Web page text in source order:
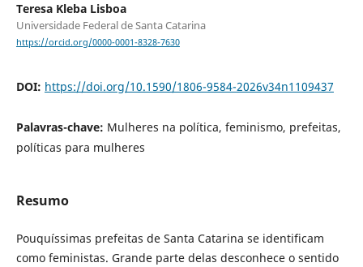
Teresa Kleba Lisboa
Universidade Federal de Santa Catarina
https://orcid.org/0000-0001-8328-7630
DOI: https://doi.org/10.1590/1806-9584-2026v34n1109437
Palavras-chave: Mulheres na política, feminismo, prefeitas,
políticas para mulheres
Resumo
Pouquíssimas prefeitas de Santa Catarina se identificam
como feministas. Grande parte delas desconhece o sentido